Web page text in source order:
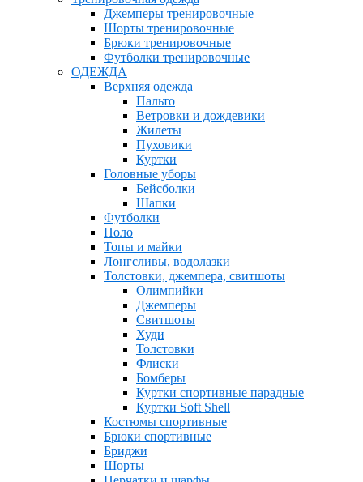
Джемперы тренировочные
Шорты тренировочные
Брюки тренировочные
Футболки тренировочные
ОДЕЖДА
Верхняя одежда
Пальто
Ветровки и дождевики
Жилеты
Пуховики
Куртки
Головные уборы
Бейсболки
Шапки
Футболки
Поло
Топы и майки
Лонгсливы, водолазки
Толстовки, джемпера, свитшоты
Олимпийки
Джемперы
Свитшоты
Худи
Толстовки
Флиски
Бомберы
Куртки спортивные парадные
Куртки Soft Shell
Костюмы спортивные
Брюки спортивные
Бриджи
Шорты